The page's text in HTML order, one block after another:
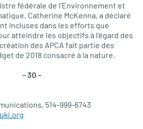
fédérale de l’Environnement et
Catherine McKenna, a déclaré
incluses dans les efforts que
atteindre les objectifs à l’égard des
des APCA fait partie des
de 2018 consacré à la nature.
– 30 –
514-999-6743